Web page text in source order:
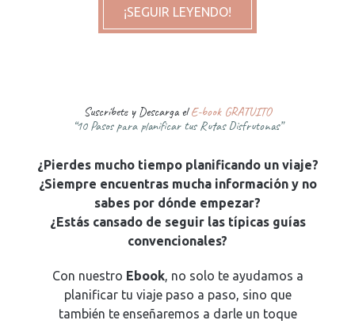
¡SEGUIR LEYENDO!
Suscríbete y Descarga elE-book GRATUITO
“10 Pasos para planificar tus Rutas Disfrutonas”
¿Pierdes mucho tiempo planificando un viaje?
¿Siempre encuentras mucha información y no
sabes por dónde empezar?
¿Estás cansado de seguir las típicas guías
convencionales?
Con nuestro Ebook, no solo te ayudamos a
planificar tu viaje paso a paso, sino que
también te enseñaremos a darle un toque